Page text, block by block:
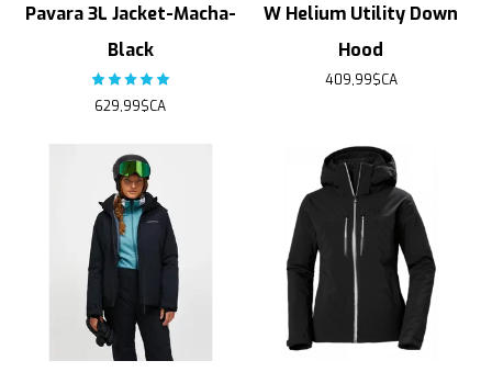
Pavara 3L Jacket-Macha-
Black
The rating of this product is out of 5
629,99$CA
W Helium Utility Down
Hood
409,99$CA